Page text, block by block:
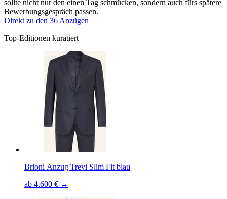
sollte nicht nur den einen Tag schmücken, sondern auch fürs spätere
Bewerbungsgespräch passen.
Direkt zu den 36 Anzügen
Top-Editionen kuratiert
Brioni Anzug Trevi Slim Fit blau
ab 4.600 € →